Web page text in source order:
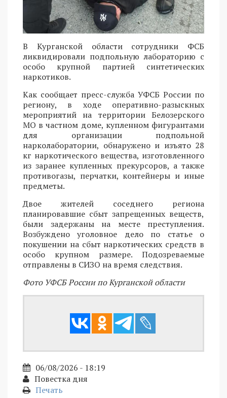
В Курганской области сотрудники ФСБ
ликвидировали подпольную лабораторию с
особо крупной партией синтетических
наркотиков.
Как сообщает пресс-служба УФСБ России по
региону, в ходе оперативно-разыскных
мероприятий на территории Белозерского
МО в частном доме, купленном фигурантами
для организации подпольной
нарколаборатории, обнаружено и изъято 28
кг наркотического вещества, изготовленного
из заранее купленных прекурсоров, а также
противогазы, перчатки, контейнеры и иные
предметы.
Двое жителей соседнего региона
планировавшие сбыт запрещенных веществ,
были задержаны на месте преступления.
Возбуждено уголовное дело по статье о
покушении на сбыт наркотических средств в
особо крупном размере. Подозреваемые
отправлены в СИЗО на время следствия.
Фото УФСБ России по Курганской области
06/08/2026 - 18:19
Повестка дня
Печать